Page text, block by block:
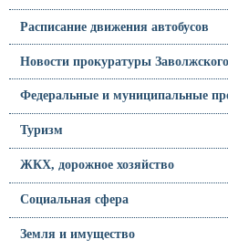
Расписание движения автобусов
Новости прокуратуры
Федеральные и муниципальные
Туризм
ЖКХ, дорожное хозяйство
Социальная сфера
Земля и имущество